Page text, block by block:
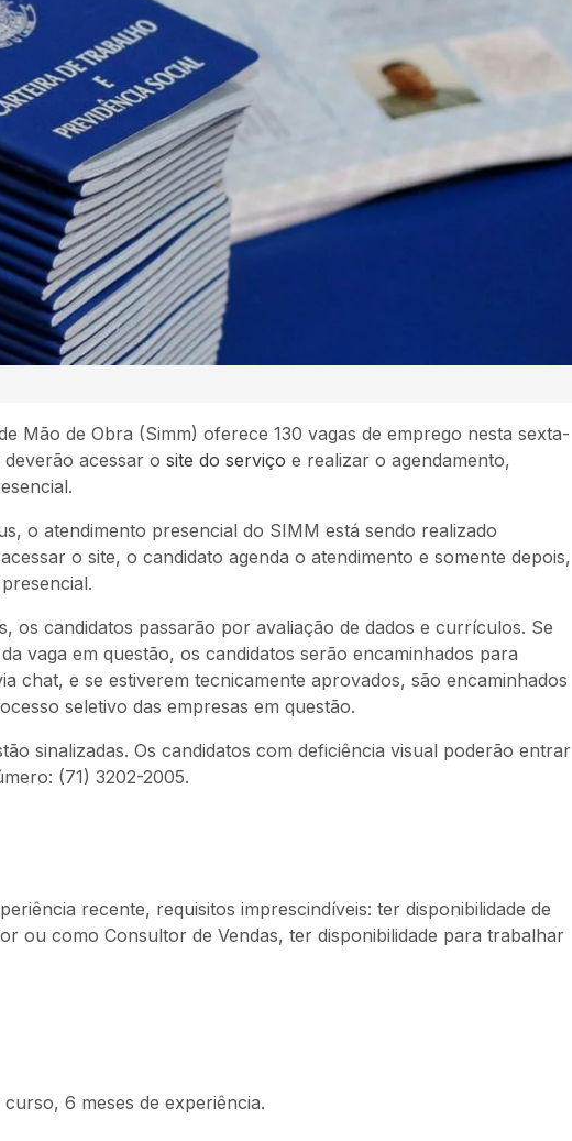
Mão de Obra (Simm) oferece 130 vagas de emprego nesta sexta-
acessar o site do serviço e realizar o agendamento,
o atendimento presencial do SIMM está sendo realizado
o site, o candidato agenda o atendimento e somente depois,
os candidatos passarão por avaliação de dados e currículos. Se
vaga em questão, os candidatos serão encaminhados para
chat, e se estiverem tecnicamente aprovados, são encaminhados
seletivo das empresas em questão.
sinalizadas. Os candidatos com deficiência visual poderão entrar
(71) 3202-2005.
recente, requisitos imprescindíveis: ter disponibilidade de
ou como Consultor de Vendas, ter disponibilidade para trabalhar
6 meses de experiência.